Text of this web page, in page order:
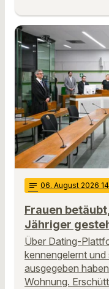
notes 06. August 2026
Frauen
Jähriger
Über Dating-
kennengelernt
ausgegeben
Wohnung.